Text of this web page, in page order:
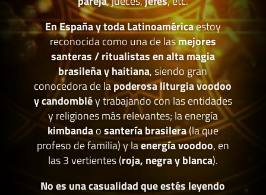
En España y toda Latinoaméricaestoy
reconocida como una de lasmejores
santeras / ritualistas en alta magia
brasileña y haitiana, siendo gran
conocedora de lapoderosa liturgia voodoo
y candombléy trabajando con las entidades
y religiones más relevantes; la energía
kimbandaosantería brasilera(la que
profeso de familia) y laenergía voodoo, en
las 3 vertientes (roja, negra y blanca).
No es una casualidad que estés leyendo